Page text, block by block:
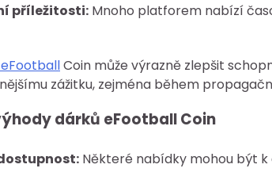
příležitosti: Mnoho platforem nabízí
Coin může výrazně zlepšit
zážitku, zejména během
dárků eFootball Coin
Některé nabídky mohou být